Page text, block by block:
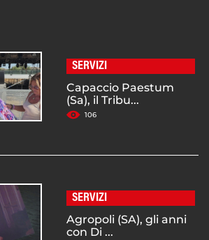
SERVIZI
Capaccio Paestum
(Sa), il Tribu...
106
SERVIZI
Agropoli (SA), gli anni
con Di ...